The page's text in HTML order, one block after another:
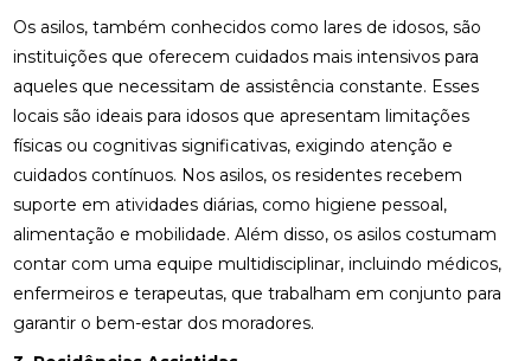
Os asilos, também conhecidos como lares de idosos, são
instituições que oferecem cuidados mais intensivos para
aqueles que necessitam de assistência constante. Esses
locais são ideais para idosos que apresentam limitações
físicas ou cognitivas significativas, exigindo atenção e
cuidados contínuos. Nos asilos, os residentes recebem
suporte em atividades diárias, como higiene pessoal,
alimentação e mobilidade. Além disso, os asilos costumam
contar com uma equipe multidisciplinar, incluindo médicos,
enfermeiros e terapeutas, que trabalham em conjunto para
garantir o bem-estar dos moradores.